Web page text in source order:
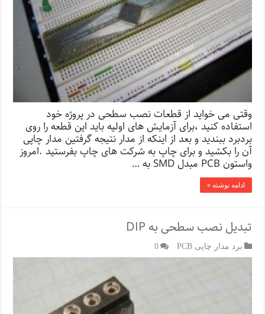
وقتی می خواید از قطعات نصب سطحی در پروژه خود
استفاده کنید ،برای آزمایش های اولیه باید این قطعه را روی
بردبرد ببندید و بعد از اینکه از مدار نتیجه گرفتین مدار چاپی
آن را بکشید و برای چاپ به شرکت های چاپ بفرستید .امروز
واستون PCB مبدل SMD به …
ادامه نوشته »
تبدیل نصب سطحی به DIP
برد مدار چاپی PCB 0